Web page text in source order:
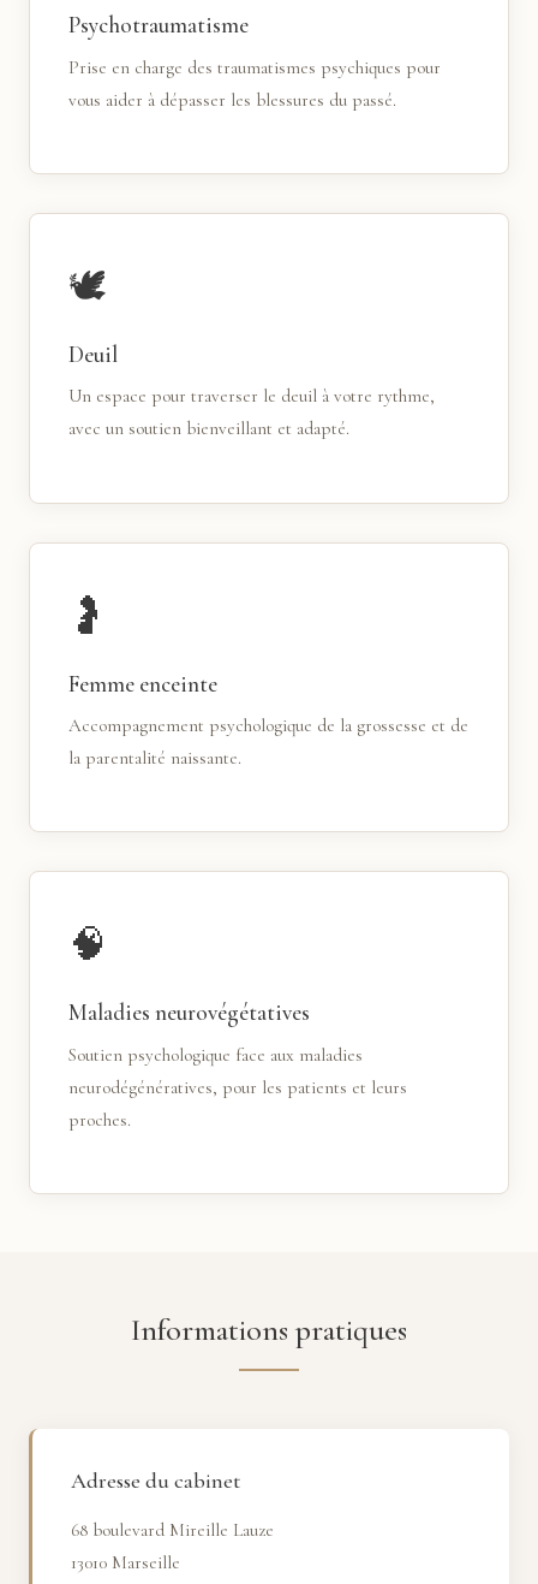
Psychotraumatisme
Prise en charge des traumatismes psychiques pour
vous aider à dépasser les blessures du passé.
🕊
Deuil
Un espace pour traverser le deuil à votre rythme,
avec un soutien bienveillant et adapté.
🤰
Femme enceinte
Accompagnement psychologique de la grossesse et de
la parentalité naissante.
🧠
Maladies neurovégétatives
Soutien psychologique face aux maladies
neurodégénératives, pour les patients et leurs
proches.
Informations pratiques
Adresse du cabinet
68 boulevard Mireille Lauze
13010 Marseille